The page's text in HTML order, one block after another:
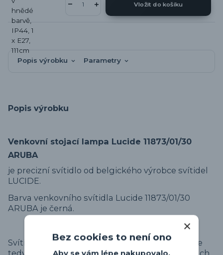
Vložit do košíku
Popis výrobku Parametry
Popis výrobku
Venkovní stojací lampa Lucide 11873/01/30
ARUBA
je precizní svítidlo od belgického výrobce svítidel
LUCIDE.
Barva venkovního svítidla Lucide 11873/01/30
ARUBA je černá.
Svítidlo má zvýšené krytí proti vlhkosti IP44 a je
Bez cookies to není ono